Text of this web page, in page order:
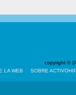
copyright ©
LA WEB SOBRE